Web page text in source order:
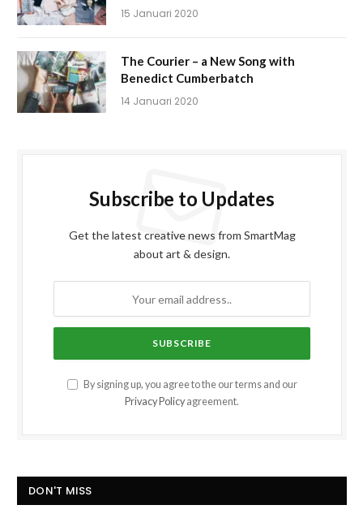
15 Januari 2020
The Courier – a New Song with
Benedict Cumberbatch
14 Januari 2020
Subscribe to Updates
Get the latest creative news from SmartMag
about art & design.
By signing up, you agree to the our terms and our
Privacy Policy agreement.
DON'T MISS